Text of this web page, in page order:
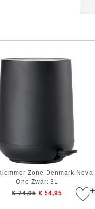
+
Zone Denmark Nova
One Zwart 3L
€ 74,95 € 54,95